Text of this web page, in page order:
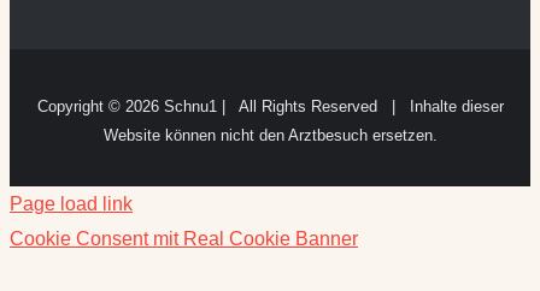
Copyright © 2026 Schnu1 | All Rights Reserved | Inhalte dieser
Website können nicht den Arztbesuch ersetzen.
Page load link
Cookie Consent mit Real Cookie Banner